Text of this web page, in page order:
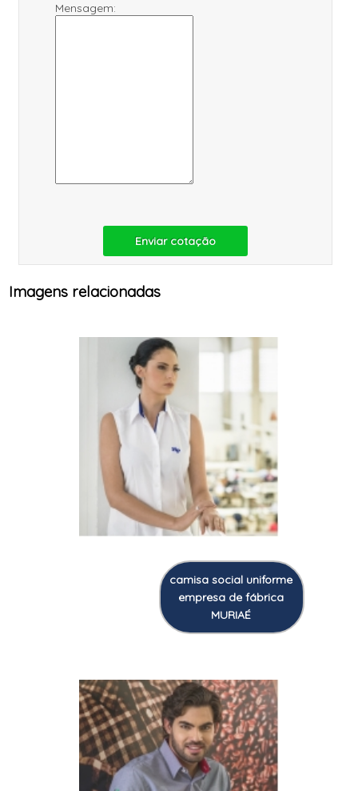
Mensagem:
Enviar cotação
Imagens relacionadas
camisa social uniforme
empresa de fábrica
MURIAÉ